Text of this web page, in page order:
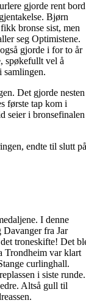
gjorde rent
Bjørn
bronse sist, men
seg Optimistene.
gjorde i for to år
spøkefullt vel å
samlingen.
Det gjorde nesten
første tap kom i
seier i bronsefinalen
endte til slutt på
I denne
Davanger fra Jar
troneskifte! Det
Trondheim var klart
curlinghall.
i siste runde.
Altså gull til